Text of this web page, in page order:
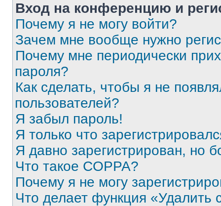
Вход на конференцию и
Почему я не могу войти?
Зачем мне вообще нужно
Почему мне периодически
пароля?
Как сделать, чтобы я не
пользователей?
Я забыл пароль!
Я только что
Я давно зарегистрирован, но
Что такое COPPA?
Почему я не могу
Что делает функция «Удалить